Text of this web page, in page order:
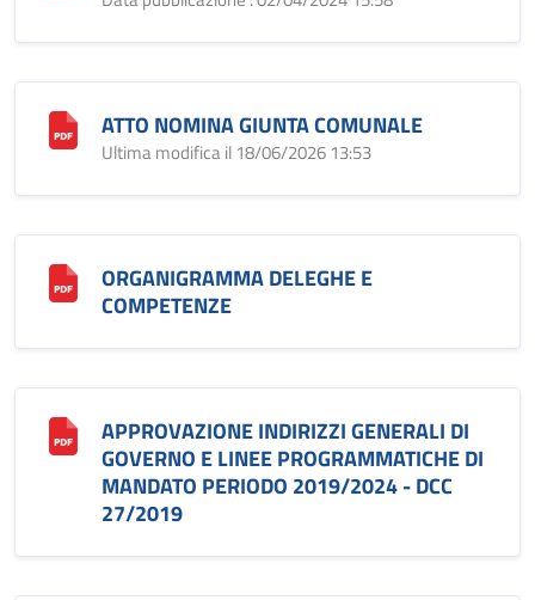
ATTO NOMINA GIUNTA COMUNALE
Ultima modifica il 18/06/2026 13:53
ORGANIGRAMMA DELEGHE E
COMPETENZE
APPROVAZIONE INDIRIZZI GENERALI DI
GOVERNO E LINEE PROGRAMMATICHE DI
MANDATO PERIODO 2019/2024 - DCC
27/2019